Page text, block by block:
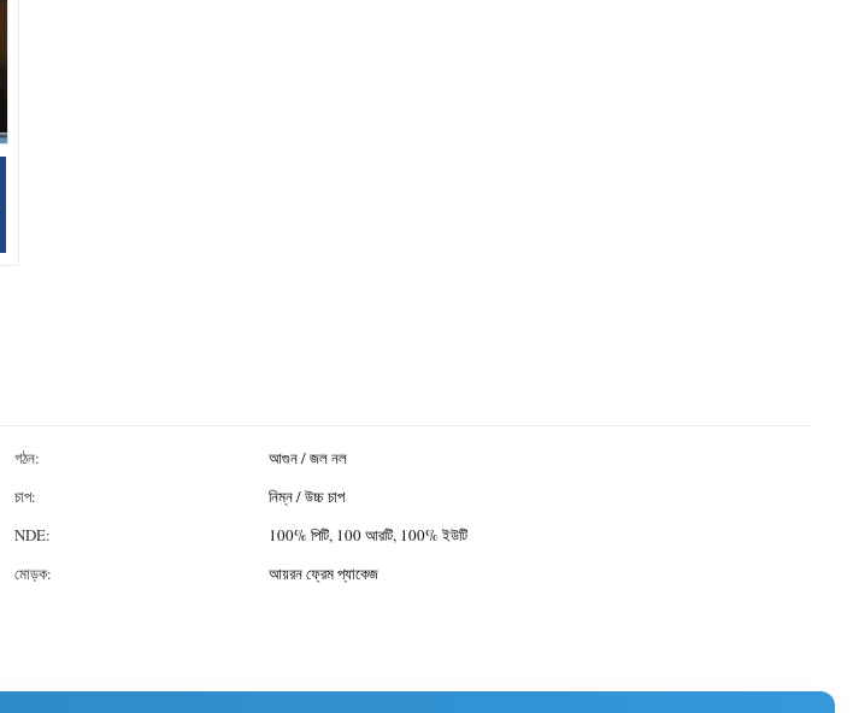
গঠন:
আগুন / জল নল
চাপ:
নিম্ন / উচ্চ চাপ
NDE:
100% পিটি, 100 আরটি, 100% ইউটি
মোড়ক:
আয়রন ফ্রেম প্যাকেজ